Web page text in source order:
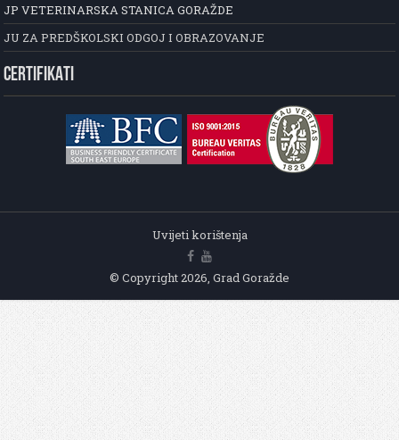
JP VETERINARSKA STANICA GORAŽDE
JU ZA PREDŠKOLSKI ODGOJ I OBRAZOVANJE
CERTIFIKATI
Uvijeti korištenja
© Copyright 2026, Grad Goražde